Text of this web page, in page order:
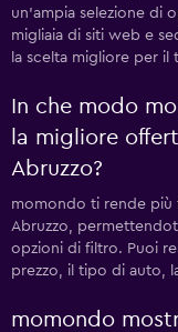
un'ampia selezione di
migliaia di siti web e
la scelta migliore per il
In che modo
la migliore
Abruzzo?
momondo ti rende più
Abruzzo,
opzioni di filtro. Puoi
prezzo, il tipo di auto,
momondo